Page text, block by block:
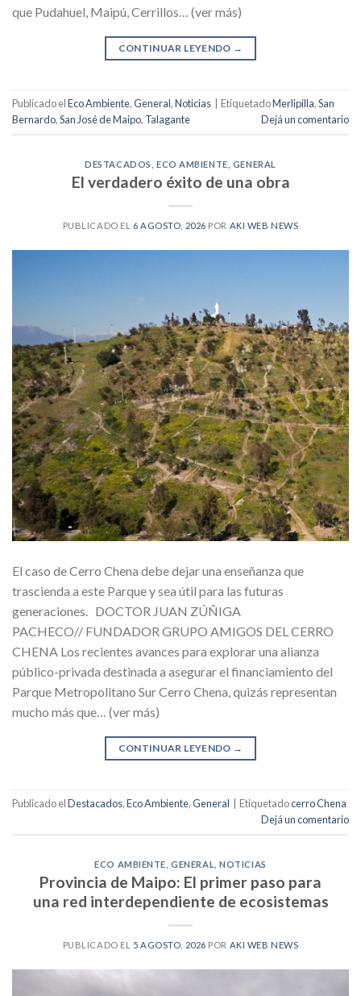
que Pudahuel, Maipú, Cerrillos… (ver más)
CONTINUAR LEYENDO →
Publicado elEco Ambiente,General,Noticias EtiquetadoMerlipilla,San
Bernardo,San José de Maipo, Talagante Dejá un comentario
DESTACADOS ECO AMBIENTE GENERAL
El verdadero éxito de una obra
PUBLICADO EL 6 AGOSTO, 2026 POR AKI WEB NEWS
El caso de Cerro Chena debe dejar una enseñanza que
trascienda a este Parque y sea útil para las futuras
generaciones. DOCTOR JUAN ZÚÑIGA
PACHECO// FUNDADOR GRUPO AMIGOS DEL CERRO
CHENA Los recientes avances para explorar una alianza
público-privada destinada a asegurar el financiamiento del
Parque Metropolitano Sur Cerro Chena, quizás representan
mucho más que… (ver más)
CONTINUAR LEYENDO →
Publicado elDestacados,Eco Ambiente,General Etiquetadocerro Chena
Dejá un comentario
ECO AMBIENTE ,GENERAL ,NOTICIAS
Provincia de Maipo: El primer paso para
una red interdependiente de ecosistemas
PUBLICADO EL 5 AGOSTO, 2026 POR AKI WEB NEWS